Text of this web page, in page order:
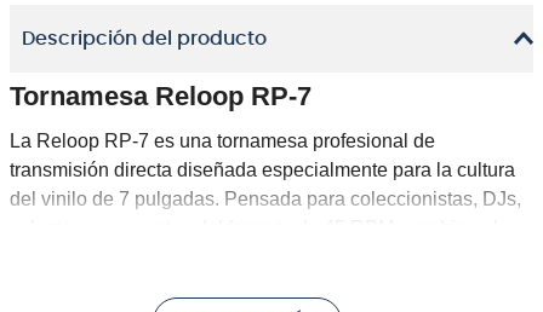
Descripción del producto
Tornamesa Reloop RP-7
La Reloop RP-7 es una tornamesa profesional de
transmisión directa diseñada especialmente para la cultura
del vinilo de 7 pulgadas. Pensada para coleccionistas, DJs,